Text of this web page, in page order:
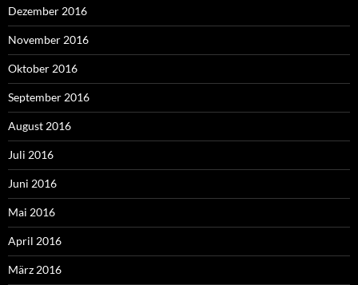
Dezember 2016
November 2016
Oktober 2016
September 2016
August 2016
Juli 2016
Juni 2016
Mai 2016
April 2016
März 2016